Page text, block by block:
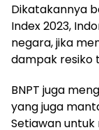
Dikatakannya
Index 2023,
negara, jika
dampak resiko
BNPT juga
yang juga
Setiawan